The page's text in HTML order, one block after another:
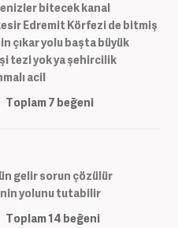
bitecek kanal
Edremit Körfezi de bitmiş
çıkar yolu başta büyük
tezi yok ya şehircilik
acil
Toplam7 beğeni
gelir sorun çözülür
yolunu tutabilir
Toplam14 beğeni